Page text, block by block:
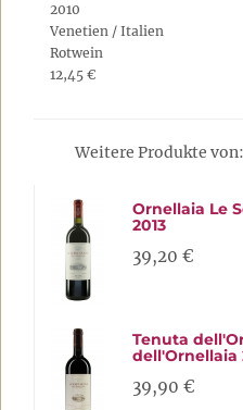
2010
Venetien / Italien
Rotwein
12,45 €
Weitere Produkte von:
Ornellaia Le
2013
39,20 €
Tenuta
dell'Ornellaia
39,90 €